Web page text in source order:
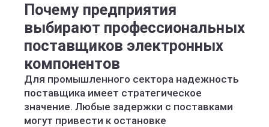
Почему предприятия
выбирают профессиональных
поставщиков электронных
компонентов
Для промышленного сектора надежность
поставщика имеет стратегическое
значение. Любые задержки с поставками
могут привести к остановке